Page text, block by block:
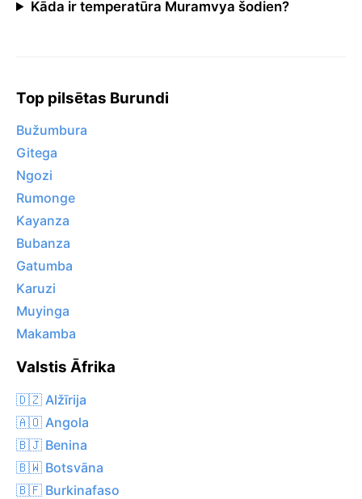
Kāda ir temperatūra Muramvya šodien?
Top pilsētas Burundi
Bužumbura
Gitega
Ngozi
Rumonge
Kayanza
Bubanza
Gatumba
Karuzi
Muyinga
Makamba
Valstis Āfrika
🇩🇿 Alžīrija
🇦🇴 Angola
🇧🇯 Benina
🇧🇼 Botsvāna
🇧🇫 Burkinafaso